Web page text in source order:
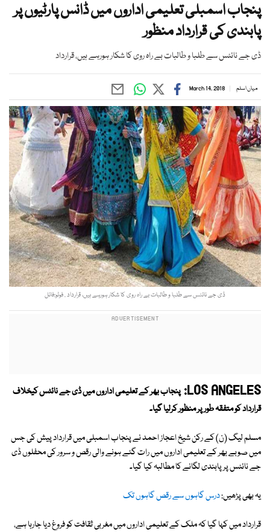
پنجاب اسمبلی تعلیمی اداروں میں ڈانس پارٹیوں پر
پابندی کی قرارداد منظور
ڈی جے نائٹس سے طلبا و طالبات بے راہ روی کا شکار ہورہے ہیں، قرارداد
میاں اسلم March 14, 2018
ڈی جے نائٹس سے طلبا و طالبات بے راہ روی کا شکار ہورہے ہیں، قرارداد . فوٹو:فائل
LOS ANGELES: پنجاب بھر کے تعلیمی اداروں میں ڈی جے نائٹس کیخلاف
قرارداد کو متفقہ طور پر منظور کرلیا گیا۔
مسلم لیگ (ن) کے رکن شیخ اعجاز احمد نے پنجاب اسمبلی میں قرارداد پیش کی جس
میں صوبے بھر کے تعلیمی اداروں میں رات گئے ہونے والی رقص و سرور کی محفلوں ڈی
جے نائٹس پر پابندی لگانے کا مطالبہ کیا گیا۔
یہ بھی پڑھیں:درس گاہوں سے رقص گاہوں تک
قرارداد میں کہا گیا کہ ملک کے تعلیمی اداروں میں مغربی ثقافت کو فروغ دیا جارہا ہے،